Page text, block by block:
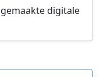
digitale